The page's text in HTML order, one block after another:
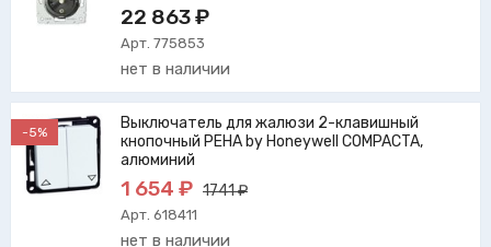
22 863 ₽
Арт. 775853
нет в наличии
-5%
Выключатель для жалюзи 2-клавишный
кнопочный PEHA by Honeywell COMPACTA,
алюминий
1 654 ₽ 1741 ₽
Арт. 618411
нет в наличии